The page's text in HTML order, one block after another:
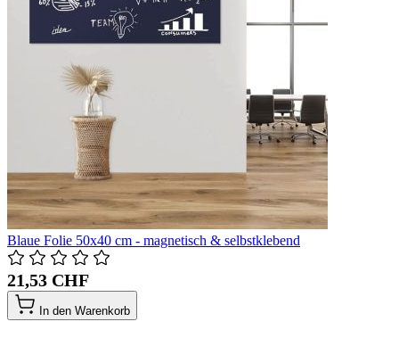
Blaue Folie 50x40 cm - magnetisch & selbstklebend
21,53 CHF
In den Warenkorb